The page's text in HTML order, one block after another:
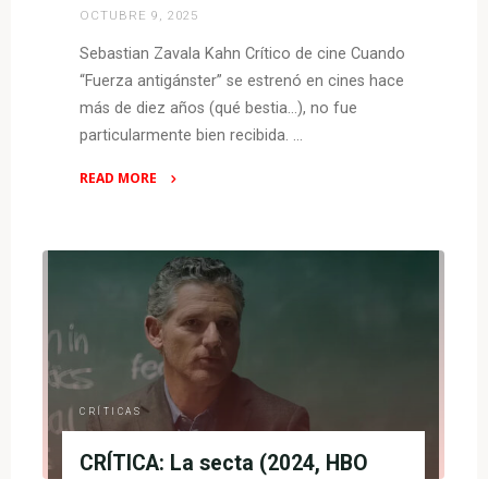
muertes"
OCTUBRE 9, 2025
Sebastian Zavala Kahn Crítico de cine Cuando
“Fuerza antigánster” se estrenó en cines hace
más de diez años (qué bestia…), no fue
particularmente bien recibida. …
READ MORE
antigánster
Max)
–
entretenimiento
a
la
antigua"
CRÍTICAS
CRÍTICA: La secta (2024, HBO